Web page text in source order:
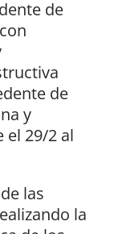
de
de
y
el 29/2 al
las
la